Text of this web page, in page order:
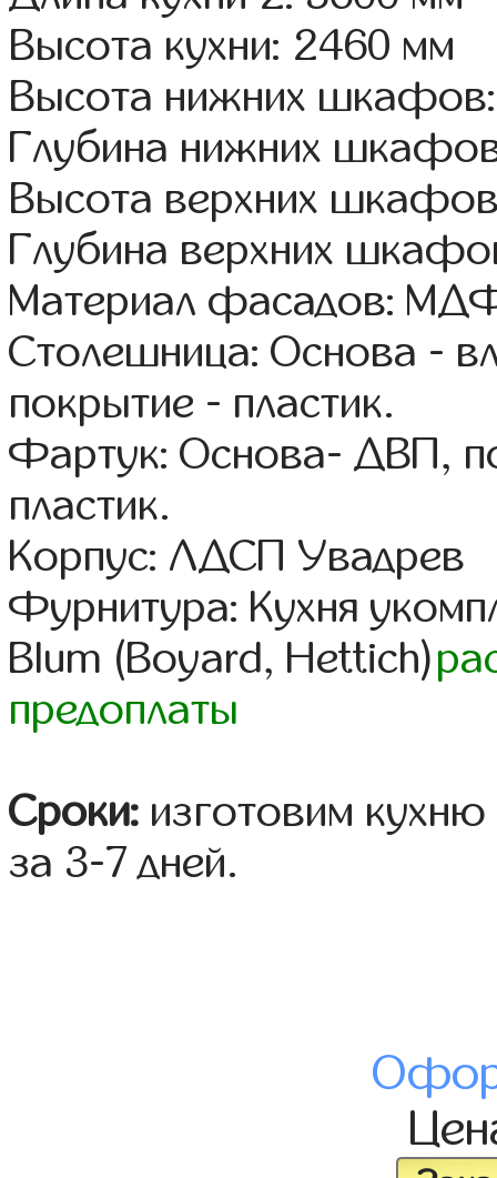
Высота кухни: 2460 мм
Высота нижних
Глубина нижних
Высота верхних
Глубина верхних
Материал фасадов:
Столешница: Основа -
покрытие - пластик.
Фартук: Основа- ДВП,
пластик.
Корпус: ЛДСП Увадрев
Фурнитура: Кухня
Blum (Boyard, Hettich)
предоплаты
Сроки: изготовим
за 3-7 дней.